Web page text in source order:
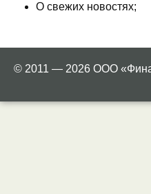
О свежих новостях;
© 2011 — 2026 ООО